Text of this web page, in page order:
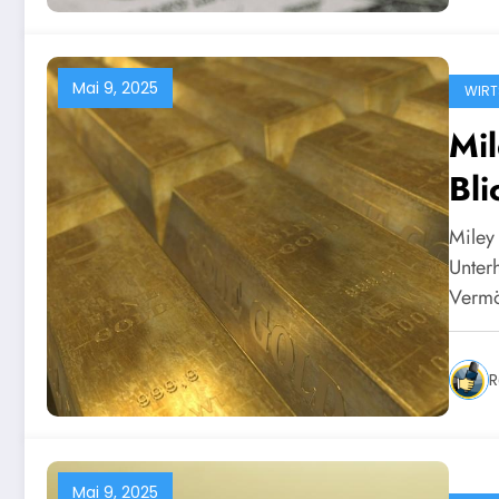
Mai 9, 2025
Miley
Mai 9, 2025